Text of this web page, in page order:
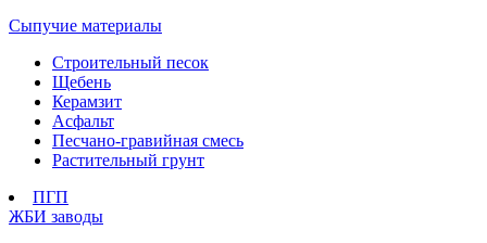
Сыпучие материалы
Строительный песок
Щебень
Керамзит
Асфальт
Песчано-гравийная смесь
Растительный грунт
ПГП
ЖБИ заводы